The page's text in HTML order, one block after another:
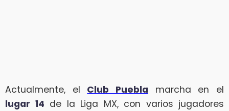
Actualmente, el Club Puebla marcha en el
lugar 14 de la Liga MX, con varios jugadores